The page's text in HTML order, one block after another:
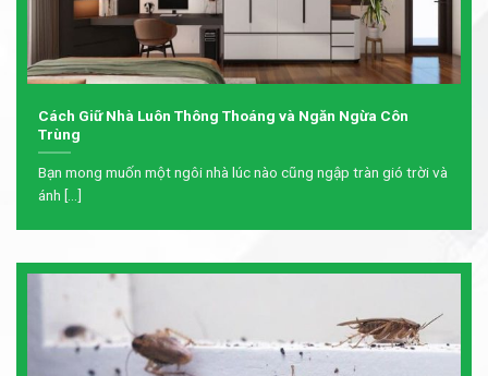
Cách Giữ Nhà Luôn Thông Thoáng và Ngăn Ngừa Côn
Trùng
Bạn mong muốn một ngôi nhà lúc nào cũng ngập tràn gió trời và
ánh [...]